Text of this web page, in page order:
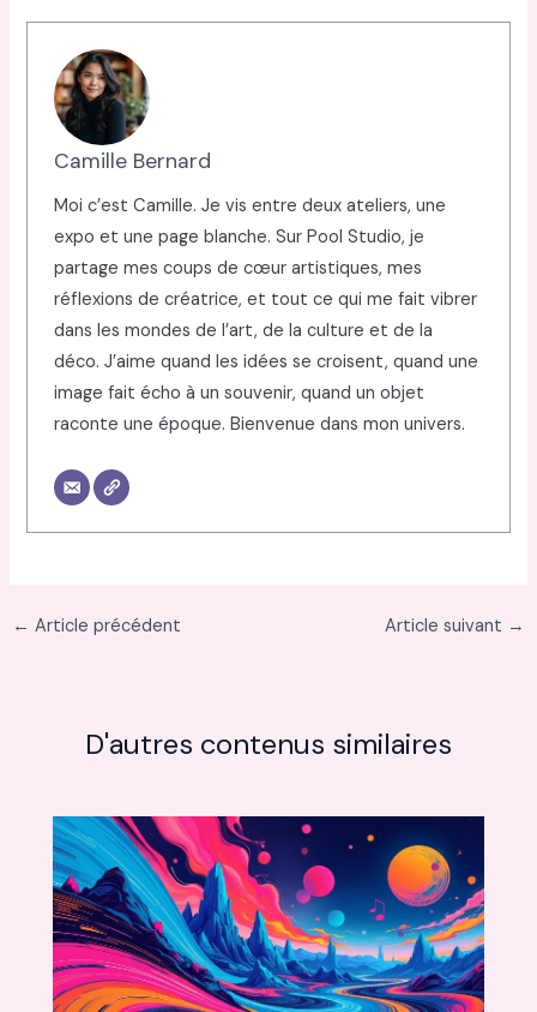
Camille Bernard
Moi c’est Camille. Je vis entre deux ateliers, une
expo et une page blanche. Sur Pool Studio, je
partage mes coups de cœur artistiques, mes
réflexions de créatrice, et tout ce qui me fait vibrer
dans les mondes de l’art, de la culture et de la
déco. J’aime quand les idées se croisent, quand une
image fait écho à un souvenir, quand un objet
raconte une époque. Bienvenue dans mon univers.
← Article précédent Article suivant →
D'autres contenus similaires